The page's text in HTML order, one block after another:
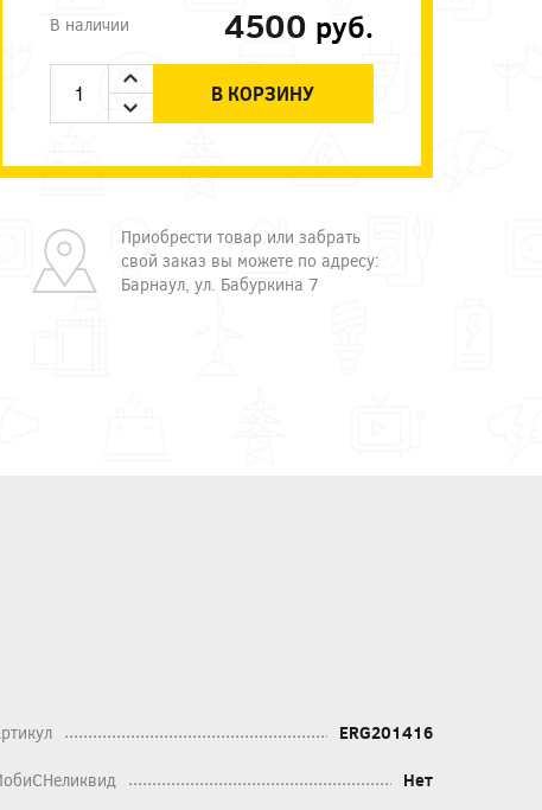
В наличии 4500 руб.
В КОРЗИНУ
Приобрести товар или забрать
свой заказ вы можете по адресу:
Барнаул, ул. Бабуркина 7
ERG201416
Нет